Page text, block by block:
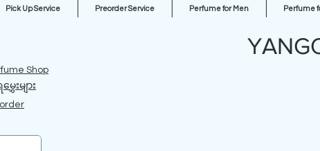
Pick Up Service Preorder Service Perfume for Men Perfume
Shop
ေးများ